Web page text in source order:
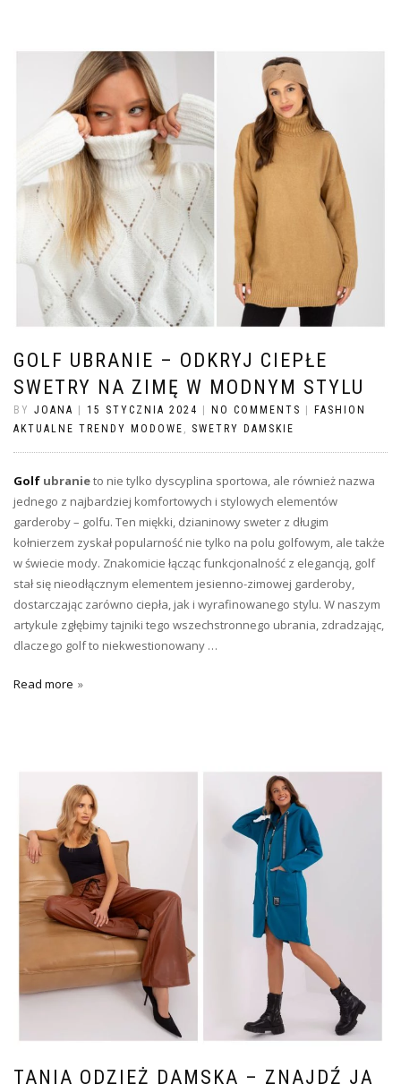
GOLF UBRANIE – ODKRYJ CIEPŁE
SWETRY NA ZIMĘ W MODNYM STYLU
BY JOANA | 15 STYCZNIA 2024 | NO COMMENTS | FASHION
AKTUALNE TRENDY MODOWE
SWETRY DAMSKIE
Golf ubranieto nie tylko dyscyplina sportowa, ale również nazwa
jednego z najbardziej komfortowych i stylowych elementów
garderoby – golfu. Ten miękki, dzianinowy sweter z długim
kołnierzem zyskał popularność nie tylko na polu golfowym, ale także
w świecie mody. Znakomicie łącząc funkcjonalność z elegancją, golf
stał się nieodłącznym elementem jesienno-zimowej garderoby,
dostarczając zarówno ciepła, jak i wyrafinowanego stylu. W naszym
artykule zgłębimy tajniki tego wszechstronnego ubrania, zdradzając,
dlaczego golf to niekwestionowany …
Read more
TANIA ODZIEŻ DAMSKA – ZNAJDŹ JĄ